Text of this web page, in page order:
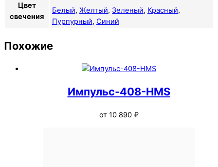
Цвет
свечения
Белый, Желтый, Зеленый, Красный,
Пурпурный, Синий
Похожие
Импульс-408-HMS
от 10 890 ₽